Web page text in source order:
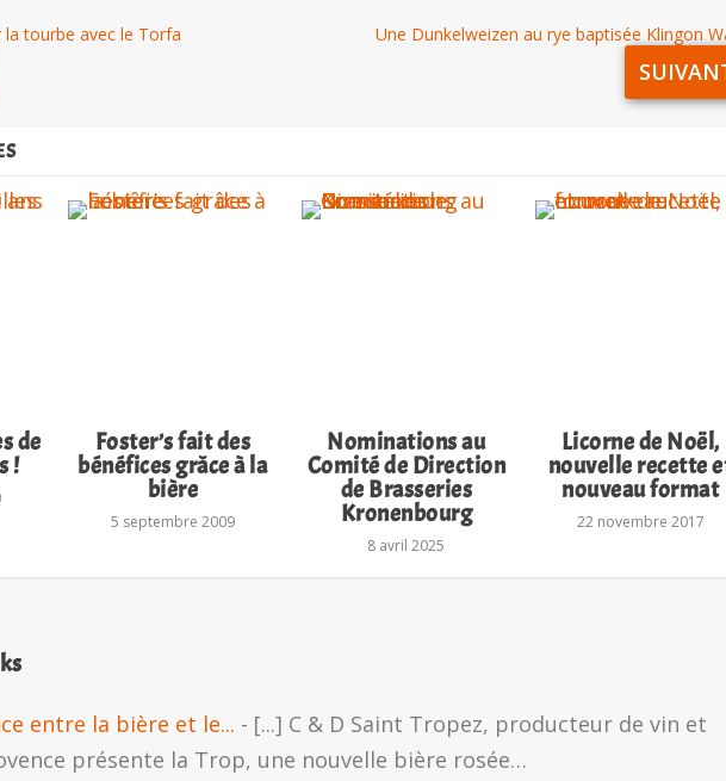
la tourbe avec le Torfa Une Dunkelweizen au rye baptisée Klingon
de
!
Foster’s fait des
bénéfices grâce à la
bière
5 septembre 2009
Nominations au
Comité de Direction
de Brasseries
Kronenbourg
8 avril 2025
Licorne de Noël,
nouvelle recette
nouveau format
22 novembre 2017
entre la bière et le... - [...] C & D Saint Tropez, producteur de vin et
présente la Trop, une nouvelle bière rosée…